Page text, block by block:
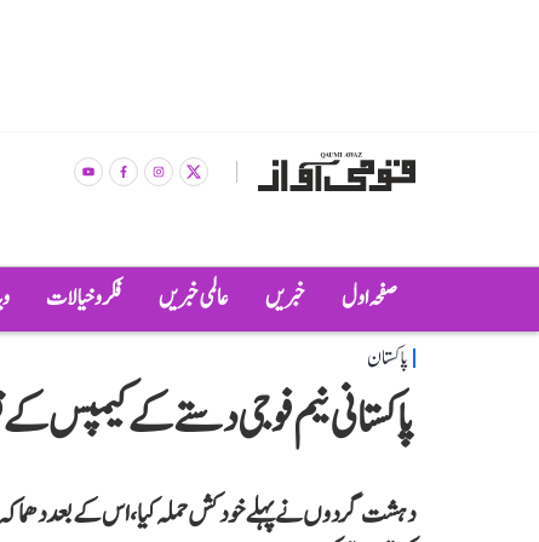
صفحہ اول خبریں عالمی خبریں فکر و خیالات
پاکستان
پاکستانی نیم فوجی دستے کے
دہشت گردوں نے پہلے خودکش حملہ کیا، اس کے بعد